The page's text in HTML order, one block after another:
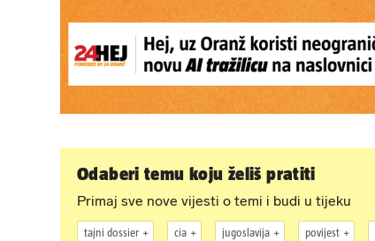
Odaberi temu koju želiš pratiti
Primaj sve nove vijesti o temi i budi u tijeku
tajni dossier cia jugoslavija povijest